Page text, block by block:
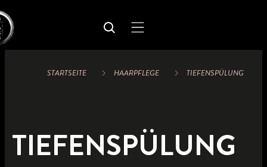
STARTSEITE HAARPFLEGE TIEFENSPÜLUNG
TIEFENSPÜLUNG